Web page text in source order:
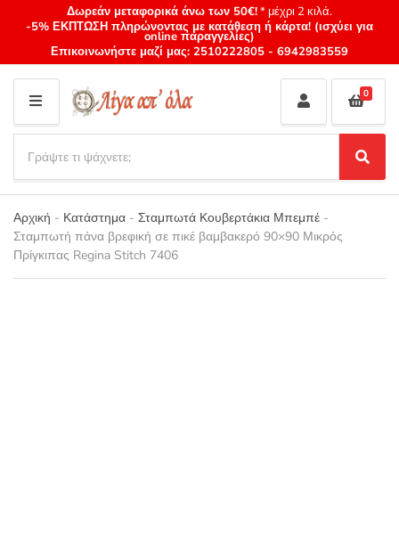
Δωρεάν μεταφορικά άνω των 50€!* μέχρι 2 κιλά.
-5% ΕΚΠΤΩΣΗ πληρώνοντας με κατάθεση ή κάρτα! (ισχύει για
online παραγγελίες)
Επικοινωνήστε μαζί μας: 2510222805 - 6942983559
M
E
N
U
Category
name
a
r
c
h
p
r
S
e
a
0
Αρχική - Κατάστημα - Σταμπωτά Κουβερτάκια Μπεμπέ -
Σταμπωτή πάνα βρεφική σε πικέ βαμβακερό 90×90 Μικρός
Πρίγκιπας Regina Stitch 7406